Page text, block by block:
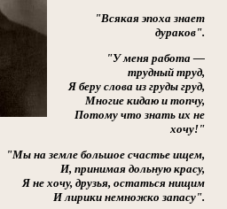
"Всякая эпоха знает
дураков".
"У меня работа —
трудный труд,
Я беру слова из груды груд,
Многие кидаю и топчу,
Потому что знать их не
хочу!"
"Мы на земле большое счастье ищем,
И, принимая дольную красу,
Я не хочу, друзья, остаться нищим
И лирики немножко запасу".